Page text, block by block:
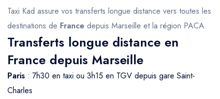
Taxi Kad assure vos transferts longue distance vers toutes les
destinations de France depuis Marseille et la région PACA.
Transferts longue distance en
France depuis Marseille
Paris : 7h30 en taxi ou 3h15 en TGV depuis gare Saint-
Charles